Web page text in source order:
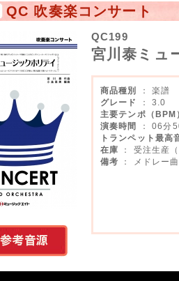
QC 吹奏楽コンサート
QC199
宮川泰ミュ
商品種別
： 楽譜
グレード
： 3.0
主要テンポ（BPM
演奏時間
： 06分
トランペット最高
在庫
： 受注生産
備考
： メドレー曲